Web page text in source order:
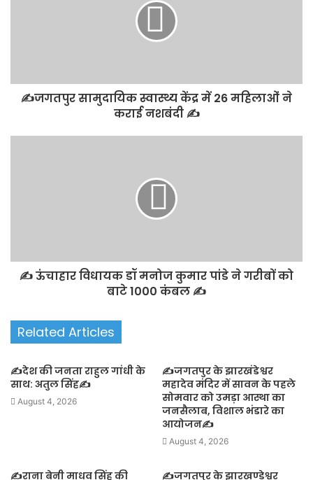
✍️जगतपुर सामुदायिक स्वास्थ्य केंद्र में 26 महिलाओं ने
कराई नशबंदी ✍️
✍️ ऊंचाहार विधायक डॉ मनोज कुमार पांडे ने गरीबों को
बाटे 1000 कंबल ✍️
Related Articles
✍️देश की जनता राहुल गांधी के
साथ: अतुल सिंह✍️
August 4, 2026
✍️जगतपुर के झारखंडेश्वर
महादेव मंदिर में सावन के पहले
सोमवार को उमड़ा आस्था का
जनसैलाब, विशाल भंडारे का
आयोजन✍️
August 4, 2026
✍️राना बेनी माधव सिंह की ✍️जगतपुर के झारखण्डेश्वर